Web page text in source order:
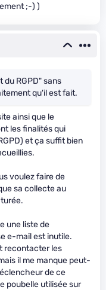
;-) )
RGPD" sans
qu'il est fait.
ainsi que le
les finalités qui
et ça suffit bien
voulez faire de
sa collecte au
une liste de
e-mail est inutile.
recontacter les
il me manque peut-
de ce
poubelle utilisée sur